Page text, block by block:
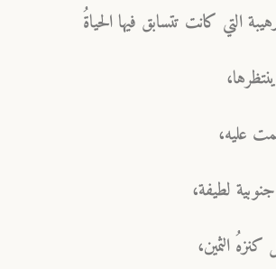
التي كانت تتسابق فيها الحياةُ
عليه،
لطيفة،
الثمين،